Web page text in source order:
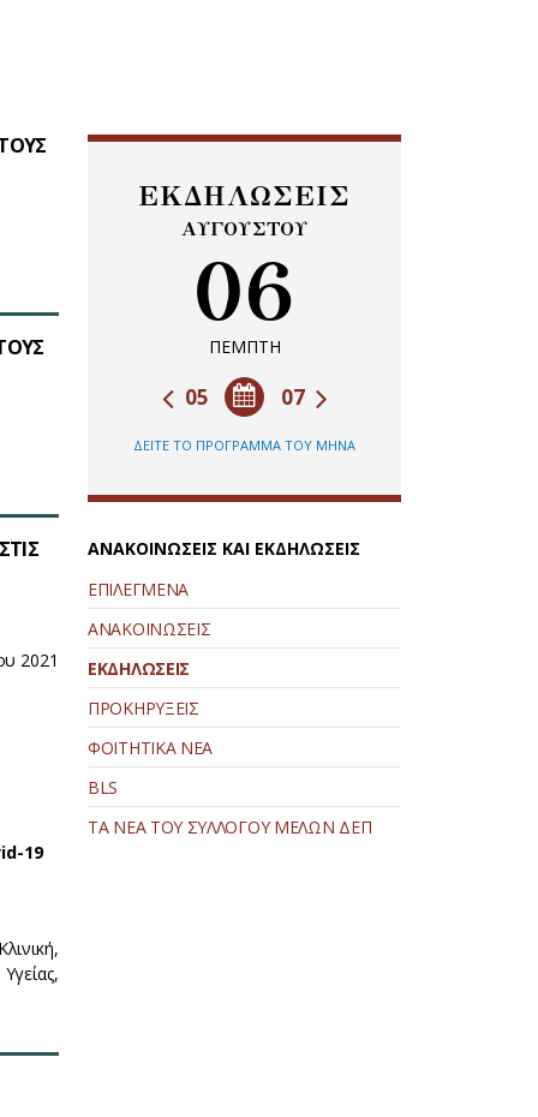
2021
19
ΕΚΔΗΛΩΣΕΙΣ
ΑΥΓΟΥΣΤΟΥ
06
ΠΕΜΠΤΗ
07
05
ΔΕΙΤΕ ΤΟ ΠΡΟΓΡΑΜΜΑ ΤΟΥ ΜΗΝΑ
ΑΝΑΚΟΙΝΩΣΕΙΣ ΚΑΙ ΕΚΔΗΛΩΣΕΙΣ
ΕΠΙΛΕΓΜΕΝΑ
ΑΝΑΚΟΙΝΩΣΕΙΣ
ΕΚΔΗΛΩΣΕΙΣ
ΠΡΟΚΗΡΥΞΕΙΣ
ΦΟΙΤΗΤΙΚΑ ΝΕΑ
BLS
ΤΑ ΝΕΑ ΤΟΥ ΣΥΛΛΟΓΟΥ ΜΕΛΩΝ ΔΕΠ